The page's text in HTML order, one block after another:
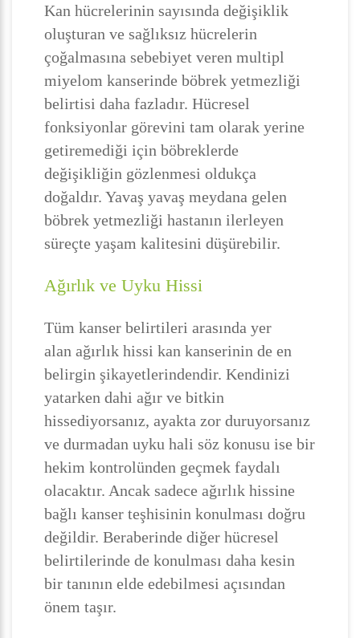
Kan hücrelerinin sayısında değişiklik
oluşturan ve sağlıksız hücrelerin
çoğalmasına sebebiyet veren multipl
miyelom kanserinde böbrek yetmezliği
belirtisi daha fazladır. Hücresel
fonksiyonlar görevini tam olarak yerine
getiremediği için böbreklerde
değişikliğin gözlenmesi oldukça
doğaldır. Yavaş yavaş meydana gelen
böbrek yetmezliği hastanın ilerleyen
süreçte yaşam kalitesini düşürebilir.
Ağırlık ve Uyku Hissi
Tüm kanser belirtileri arasında yer
alan ağırlık hissi kan kanserinin de en
belirgin şikayetlerindendir. Kendinizi
yatarken dahi ağır ve bitkin
hissediyorsanız, ayakta zor duruyorsanız
ve durmadan uyku hali söz konusu ise bir
hekim kontrolünden geçmek faydalı
olacaktır. Ancak sadece ağırlık hissine
bağlı kanser teşhisinin konulması doğru
değildir. Beraberinde diğer hücresel
belirtilerinde de konulması daha kesin
bir tanının elde edebilmesi açısından
önem taşır.